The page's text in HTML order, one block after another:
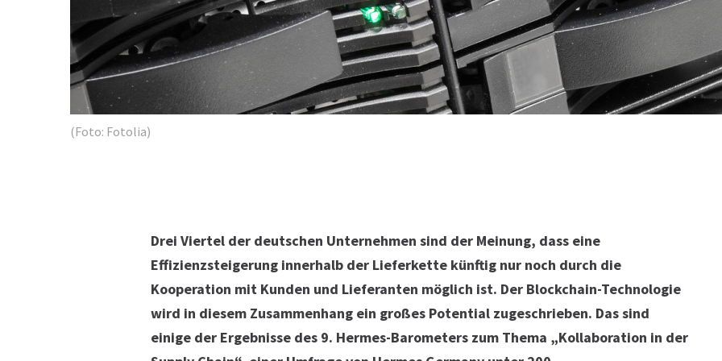
(Foto: Fotolia)
Drei Viertel der deutschen Unternehmen sind der Meinung, dass eine
Effizienzsteigerung innerhalb der Lieferkette künftig nur noch durch die
Kooperation mit Kunden und Lieferanten möglich ist. Der Blockchain-Technologie
wird in diesem Zusammenhang ein großes Potential zugeschrieben. Das sind
einige der Ergebnisse des 9. Hermes-Barometers zum Thema „Kollaboration in der